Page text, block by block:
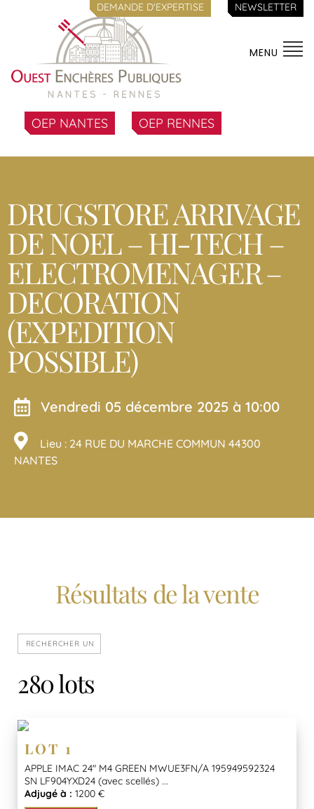
DEMANDE D'EXPERTISE NEWSLETTER
MENU
OEP NANTES OEP RENNES
DRUGSTORE ARRIVAGE
DE NOEL – HI-TECH –
ELECTROMENAGER –
DECORATION
(EXPEDITION
POSSIBLE)
vendredi 05 décembre 2025 à 10:00
Lieu : 24 RUE DU MARCHE COMMUN 44300
NANTES
Résultats de la vente
280 lots
LOT 1
APPLE IMAC 24″ M4 GREEN MWUE3FN/A 195949592324
SN LF904YXD24 (avec scellés) ...
Adjugé à : 1200 €